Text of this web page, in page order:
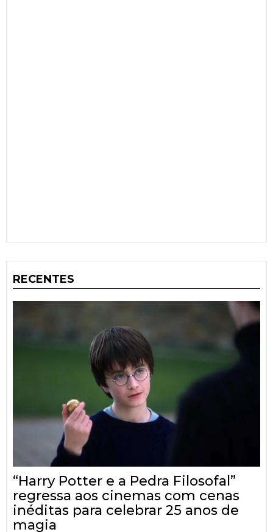
RECENTES
“Harry Potter e a Pedra Filosofal”
regressa aos cinemas com cenas
inéditas para celebrar 25 anos de
magia